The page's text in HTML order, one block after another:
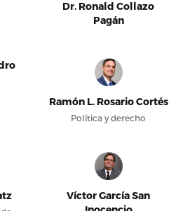
Dr. Ronald Collazo
Pagán
Ramón L. Rosario Cortés
Política y derecho
Víctor García San